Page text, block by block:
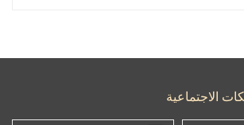
الاجتماعية